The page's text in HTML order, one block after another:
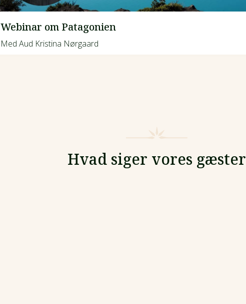
Webinar om Patagonien
Med Aud Kristina Nørgaard
Hvad siger vores gæster